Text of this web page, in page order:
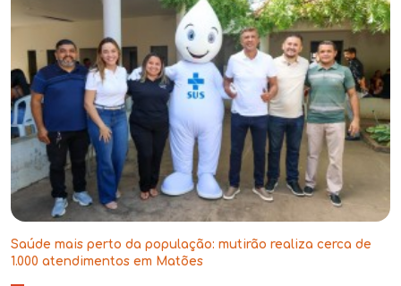
Saúde mais perto da população: mutirão realiza cerca de
1.000 atendimentos em Matões